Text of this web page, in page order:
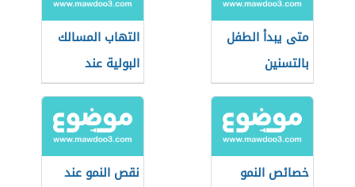
متى يبدأ الطفل
بالتسنين
التهاب المسالك
البولية عند
الأطفال
خصائص النمو
نقص النمو عند